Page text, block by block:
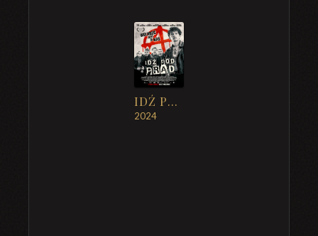
IDŹ POD PRĄD
2024